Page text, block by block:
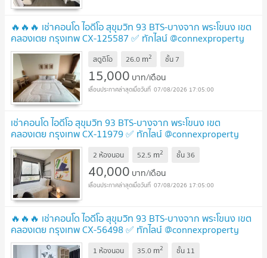
🔥🔥🔥 เช่าคอนโด ไอดีโอ สุขุมวิท 93 BTS-บางจาก พระโขนง เขต
คลองเตย กรุงเทพ CX-125587 ✅ ทักไลน์ @connexproperty
ตอบทันที ทีมงานมืออาชีพ ✅ 🔥🔥🔥
สตูดิโอ 26.0 m2 ชั้น 7
15,000 บาท/เดือน
07/08/2026 17:05:00
เช่าคอนโด ไอดีโอ สุขุมวิท 93 BTS-บางจาก พระโขนง เขต
คลองเตย กรุงเทพ CX-11979 ✅ ทักไลน์ @connexproperty
ตอบทันที ทีมงานมืออาชีพ ✅
2 ห้องนอน 52.5 m2 ชั้น 36
40,000 บาท/เดือน
07/08/2026 17:05:00
🔥🔥🔥 เช่าคอนโด ไอดีโอ สุขุมวิท 93 BTS-บางจาก พระโขนง เขต
คลองเตย กรุงเทพ CX-56498 ✅ ทักไลน์ @connexproperty
ตอบทันที ทีมงานมืออาชีพ ✅ 🔥🔥🔥
1 ห้องนอน 35.0 m2 ชั้น 11